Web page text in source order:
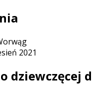
2021
dziewczęcej